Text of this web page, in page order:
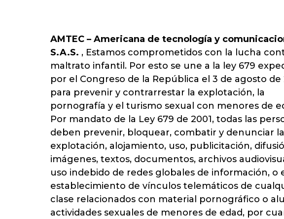
AMTEC – Americana de tecnología y
S.A.S. , Estamos comprometidos con la lucha
maltrato infantil. Por esto se une a la ley 679
por el Congreso de la República el 3 de agosto de
para prevenir y contrarrestar la explotación, la
pornografía y el turismo sexual con menores de
Por mandato de la Ley 679 de 2001, todas las
deben prevenir, bloquear, combatir y denunciar la
explotación, alojamiento, uso, publicitación,
imágenes, textos, documentos, archivos
uso indebido de redes globales de información, o
establecimiento de vínculos telemáticos de
clase relacionados con material pornográfico o
actividades sexuales de menores de edad, por